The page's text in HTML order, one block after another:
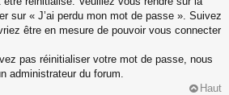
sur « J’ai perdu mon mot de passe ». Suivez
être en mesure de pouvoir vous connecter
pas réinitialiser votre mot de passe, nous
administrateur du forum.
Haut